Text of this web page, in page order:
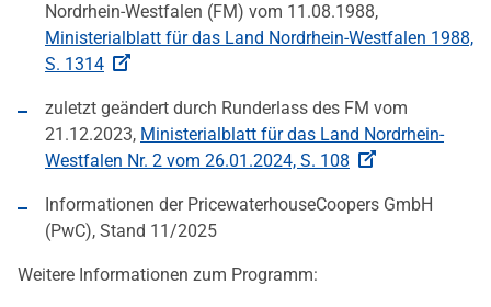
Nordrhein-Westfalen (FM) vom 11.08.1988,
Ministerialblatt für das Land Nordrhein-Westfalen 1988,
S. 1314
zuletzt geändert durch Runderlass des FM vom
21.12.2023, Ministerialblatt für das Land Nordrhein-
Westfalen Nr. 2 vom 26.01.2024, S. 108
Informationen der PricewaterhouseCoopers GmbH
(PwC), Stand 11/2025
Weitere Informationen zum Programm: